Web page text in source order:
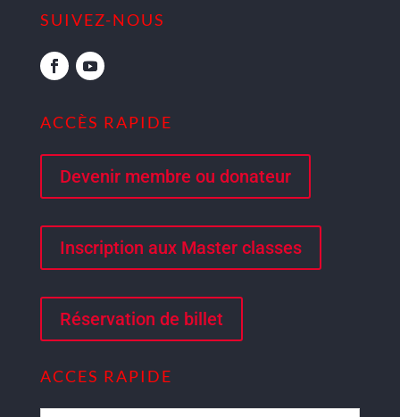
SUIVEZ-NOUS
ACCÈS RAPIDE
Devenir membre ou donateur
Inscription aux Master classes
Réservation de billet
ACCES RAPIDE